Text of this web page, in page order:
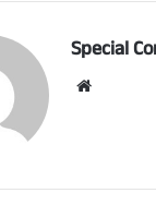
Special